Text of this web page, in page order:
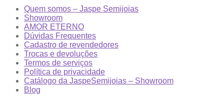
Quem somos – Jaspe Semijoias
Showroom
AMOR ETERNO
Dúvidas Frequentes
Cadastro de revendedores
Trocas e devoluções
Termos de serviços
Política de privacidade
Catálogo da JaspeSemijoias – Showroom
Blog